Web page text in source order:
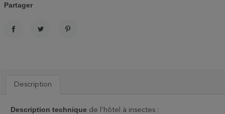
Partager
Description
Description technique de l’hôtel à insectes :